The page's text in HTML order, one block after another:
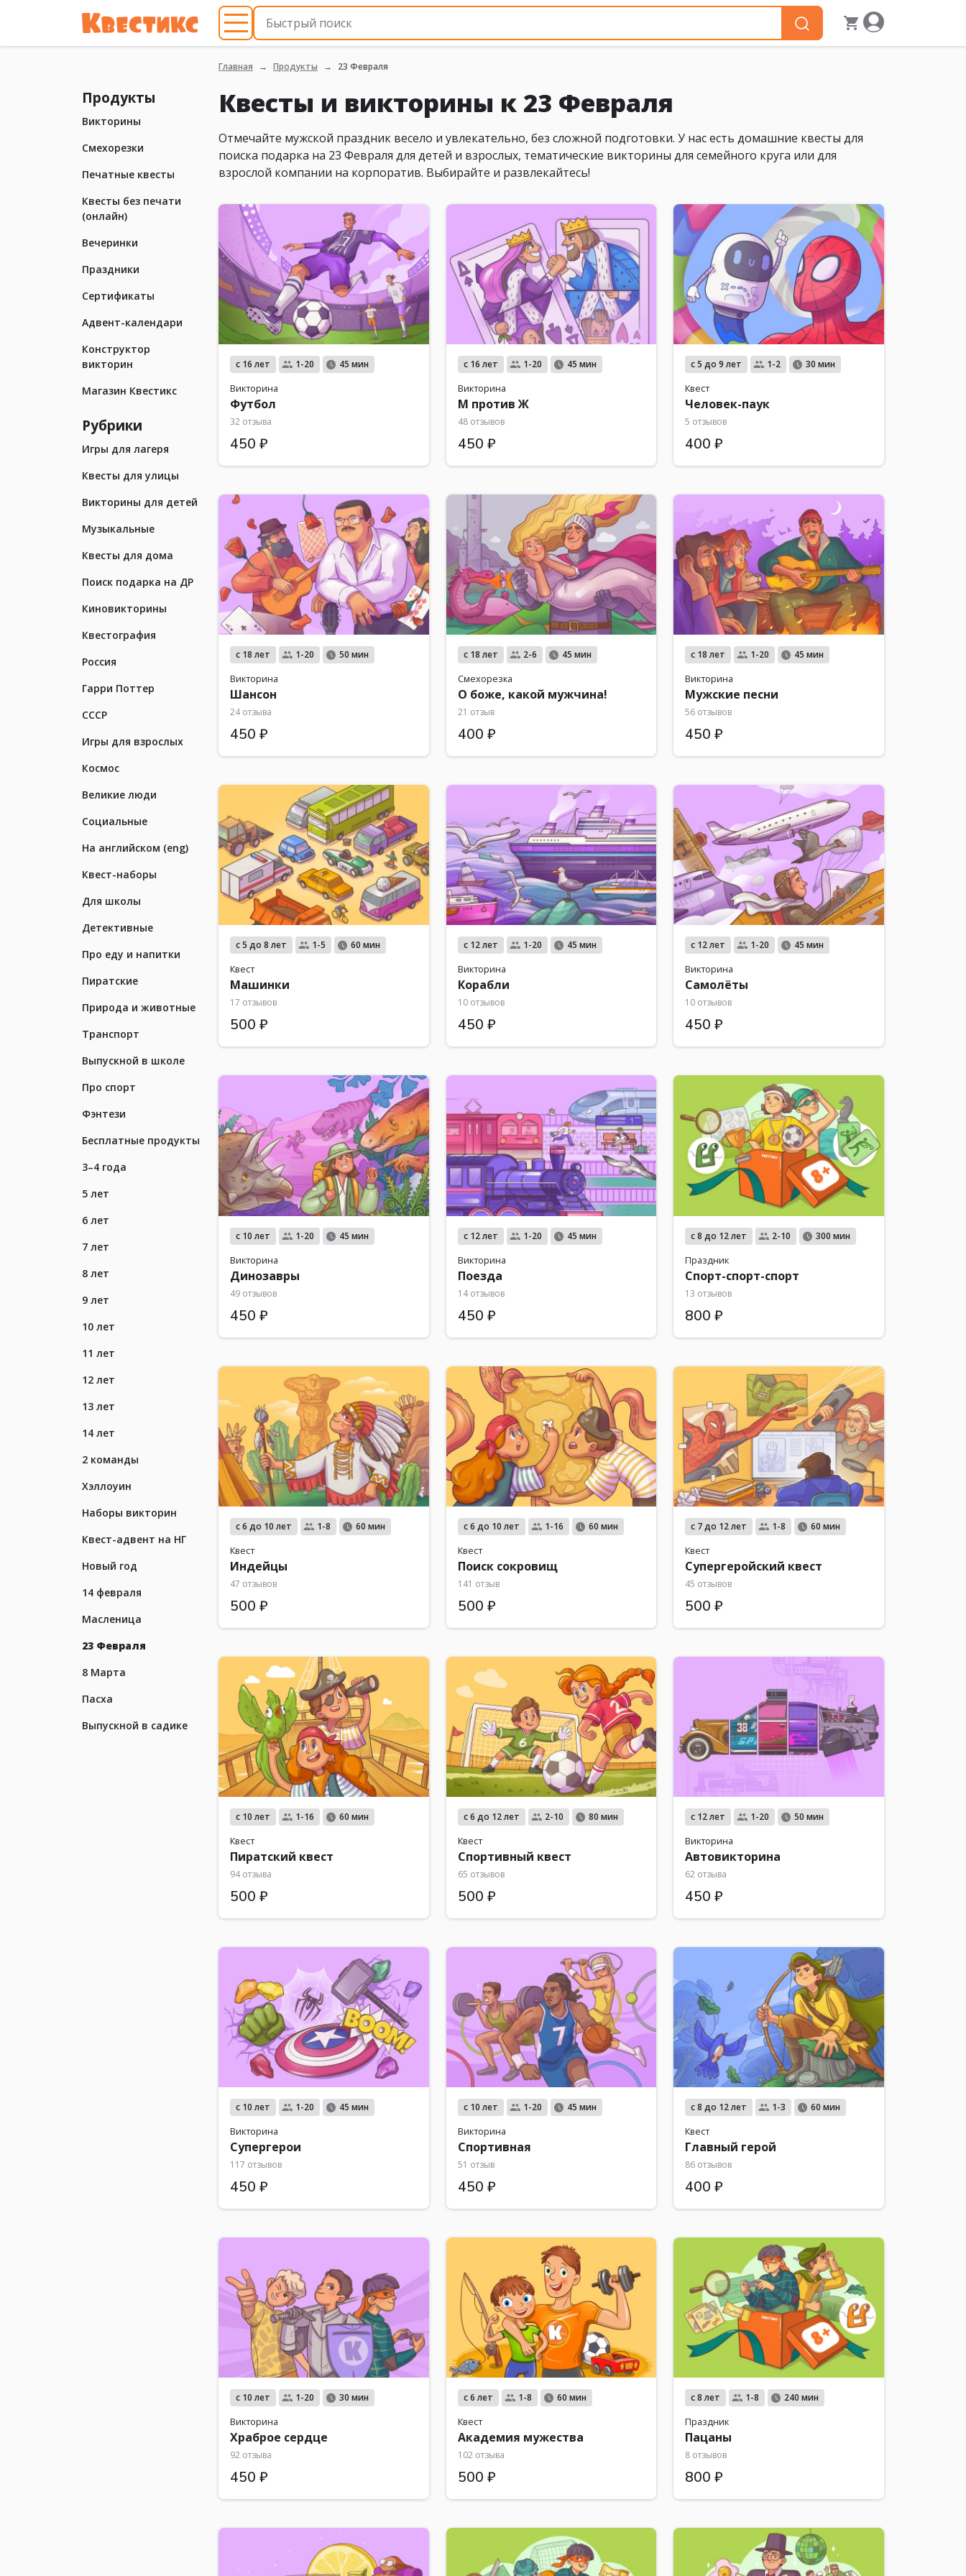
Главная Продукты 23 Февраля
Продукты
Викторины
Смехорезки
Печатные квесты
Квесты без печати
(онлайн)
Вечеринки
Праздники
Сертификаты
Адвент-календари
Конструктор
викторин
Магазин Квестикс
Рубрики
Игры для лагеря
Квесты для улицы
Викторины для детей
Музыкальные
Квесты для дома
Поиск подарка на ДР
Киновикторины
Квестография
Россия
Гарри Поттер
СССР
Игры для взрослых
Космос
Великие люди
Социальные
На английском (eng)
Квест-наборы
Для школы
Детективные
Про еду и напитки
Пиратские
Природа и животные
Транспорт
Выпускной в школе
Про спорт
Фэнтези
Бесплатные продукты
3–4 года
5 лет
6 лет
7 лет
8 лет
9 лет
10 лет
11 лет
12 лет
13 лет
14 лет
2 команды
Хэллоуин
Наборы викторин
Квест-адвент на НГ
Новый год
14 февраля
Масленица
23 Февраля
8 Марта
Пасха
Выпускной в садике
Квесты и викторины к 23 Февраля
Отмечайте мужской праздник весело и увлекательно, без сложной подготовки. У нас есть домашние квесты для
поиска подарка на 23 Февраля для детей и взрослых, тематические викторины для семейного круга или для
взрослой компании на корпоратив. Выбирайте и развлекайтесь!
с 16 лет 1-20 45 мин
Викторина
Футбол
32 отзыва
450 ₽
с 16 лет 1-20 45 мин
Викторина
М против Ж
48 отзывов
450 ₽
с 5 до 9 лет 1-2 30 мин
Квест
Человек-паук
5 отзывов
400 ₽
с 18 лет 1-20 50 мин
Викторина
Шансон
24 отзыва
450 ₽
с 18 лет 2-6 45 мин
Смехорезка
О боже, какой мужчина!
21 отзыв
400 ₽
с 18 лет 1-20 45 мин
Викторина
Мужские песни
56 отзывов
450 ₽
с 5 до 8 лет 1-5 60 мин
Квест
Машинки
17 отзывов
500 ₽
с 12 лет 1-20 45 мин
Викторина
Корабли
10 отзывов
450 ₽
с 12 лет 1-20 45 мин
Викторина
Самолёты
10 отзывов
450 ₽
с 10 лет 1-20 45 мин
Викторина
Динозавры
49 отзывов
450 ₽
с 12 лет 1-20 45 мин
Викторина
Поезда
14 отзывов
450 ₽
с 8 до 12 лет 2-10 300 мин
Праздник
Спорт-спорт-спорт
13 отзывов
800 ₽
с 6 до 10 лет 1-8 60 мин
Квест
Индейцы
47 отзывов
500 ₽
с 6 до 10 лет 1-16 60 мин
Квест
Поиск сокровищ
141 отзыв
500 ₽
с 7 до 12 лет 1-8 60 мин
Квест
Супергеройский квест
45 отзывов
500 ₽
с 10 лет 1-16 60 мин
Квест
Пиратский квест
94 отзыва
500 ₽
с 6 до 12 лет 2-10 80 мин
Квест
Спортивный квест
65 отзывов
500 ₽
с 12 лет 1-20 50 мин
Викторина
Автовикторина
62 отзыва
450 ₽
с 10 лет 1-20 45 мин
Викторина
Супергерои
117 отзывов
450 ₽
с 10 лет 1-20 45 мин
Викторина
Спортивная
51 отзыв
450 ₽
с 8 до 12 лет 1-3 60 мин
Квест
Главный герой
86 отзывов
400 ₽
с 10 лет 1-20 30 мин
Викторина
Храброе сердце
92 отзыва
450 ₽
с 6 лет 1-8 60 мин
Квест
Академия мужества
102 отзыва
500 ₽
с 8 лет 1-8 240 мин
Праздник
Пацаны
8 отзывов
800 ₽